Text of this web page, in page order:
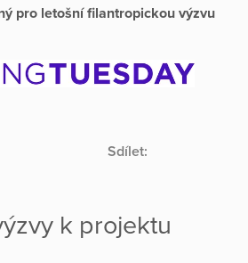
pro letošní filantropickou výzvu
Sdílet:
k projektu